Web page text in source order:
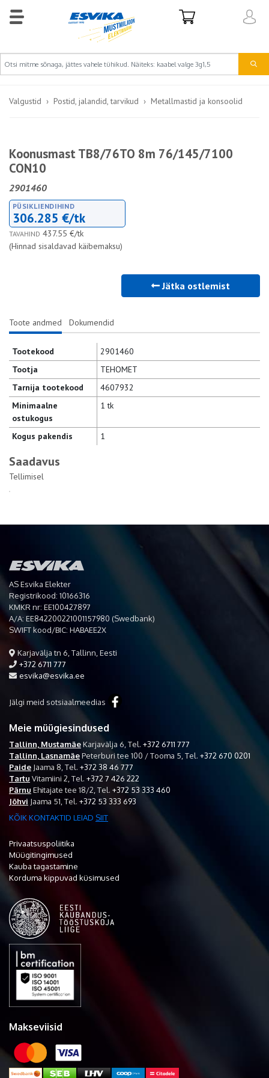
Valgustid Postid, jalandid, tarvikud Metallmastid ja konsoolid
Koonusmast TB8/76TO 8m 76/145/7100
CON10
2901460
PÜSIKLIENDIHIND
306.285 €/tk
TAVAHIND 437.55 €/tk
(Hinnad sisaldavad käibemaksu)
Jätka ostlemist
Toote andmed Dokumendid
Tootekood
2901460
Tootja
TEHOMET
Tarnija tootekood
4607932
Minimaalne
ostukogus
1 tk
Kogus pakendis 1
Saadavus
Tellimisel
AS Esvika Elekter
Registrikood: 10166316
KMKR nr: EE100427897
A/A: EE842200221001157980 (Swedbank)
SWIFT kood/BIC: HABAEE2X
Karjavälja tn 6, Tallinn, Eesti
+372 6711 777
esvika@esvika.ee
Jälgi meid sotsiaalmeedias
Meie müügiesindused
Tallinn, MustamäeKarjavälja 6, Tel. +372 6711 777
Tallinn, LasnamäePeterburi tee 100 / Tooma 5, Tel. +372 670 0201
Paide Jaama 8, Tel. +372 38 46 777
Tartu Vitamiini 2, Tel. +372 7 426 222
Pärnu Ehitajate tee 18/2, Tel. +372 53 333 460
Jõhvi Jaama 51, Tel. +372 53 333 693
KÕIK KONTAKTID LEIAD SIIT
Privaatsuspoliitika
Müügitingimused
Kauba tagastamine
Korduma kippuvad küsimused
Makseviisid